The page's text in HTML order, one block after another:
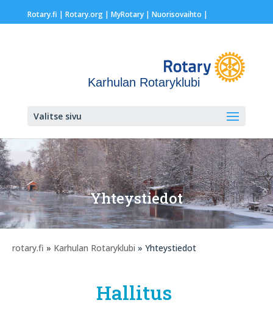
Rotary.fi | Rotary.org| MyRotary | Nuorisovaihto |
Karhulan Rotaryklubi
Valitse sivu
Yhteystiedot
rotary.fi » Karhulan Rotaryklubi » Yhteystiedot
Hallitus